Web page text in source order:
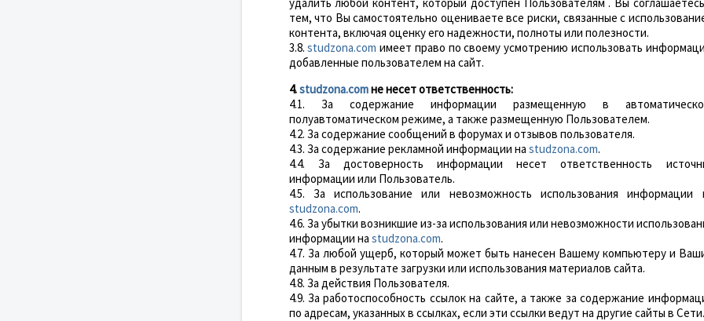
тем, что Вы самостоятельно оцениваете все риски, связанные с
контента, включая оценку его надежности, полноты или полезности.
3.8.studzona.com имеет право по своему усмотрению использовать
добавленные пользователем на сайт.
4.studzona.comне несет ответственность:
4.1. За содержание информации размещенную в
полуавтоматическом режиме, а также размещенную Пользователем.
4.2. За содержание сообщений в форумах и отзывов пользователя.
4.3. За содержание рекламной информации на studzona.com.
4.4. За достоверность информации несет ответственность
информации или Пользователь.
4.5. За использование или невозможность использования информации
studzona.com.
4.6. За убытки возникшие из-за использования или невозможности
информации на studzona.com.
4.7. За любой ущерб, который может быть нанесен Вашему компьютеру и
данным в результате загрузки или использования материалов сайта.
4.8. За действия Пользователя.
4.9. За работоспособность ссылок на сайте, а также за содержание
по адресам, указанных в ссылках, если эти ссылки ведут на другие сайты в Сети.